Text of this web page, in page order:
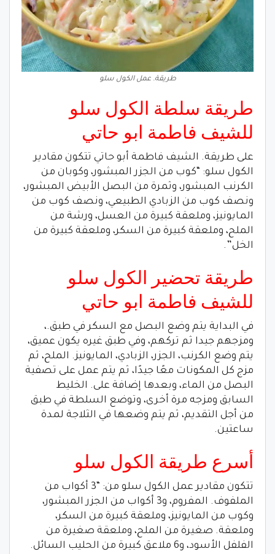
طريقة. عمل الكول سلو
طريقة سلطة الكول سلو
للشيف فاطمة ابو حاتي
على طريقة. الشيف فاطمة أبو حاتي تتكون مقادير
الكول سلو: “كوب من الجزر المبشور، وكوبان من
الكرنب المبشور، وثمرة من البصل الأبيض المبشور،
ونصف كوب من الزبادي الطبيعي، ونصف كوب من
المايونيز، وملعقة كبيرة من العسل، ورشة من
الملح، وملعقة كبيرة من السكر، وملعقة كبيرة من
الخل”.
طريقة تحضير الكول سلو
للشيف فاطمة ابو حاتي
في البداية يتم وضع البصل مع السكر في طبق.،
ومزجهم جيدا ثم تركهم، وفي طبق غيره يكون عميق،
يتم وضع الكرنب، الجزر، الزبادي، المايونيز. الملح، ثم
مزج كل المكونات معًا جيدًا، ثم يتم عمل على تصفية
البصل من الماء، وبعدها إضافة على. الخليط
السابق ومزجه مرة أخرى، وتوضع السلطة في طبق
من أجل التقديم، ثم يتم وضعها في الثلاجة لمدة
ساعتين.
أسرع طريقة الكول سلو
تتكون مقادير عمل الكول سلو من: “3 أكواب من
الملفوف. المفروم، و3 أكواب من الجزر المبشور،
وكوب من المايونيز، وملعقة كبيرة من السكر،
وملعقة. صغيرة من الملح، وملعقة صغيرة من
الفلفل الأسود، و6 ملاعق كبيرة من الحليب السائل.